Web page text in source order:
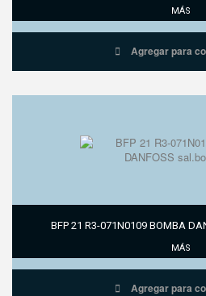
MÁS
Agregar para
BFP 21 R3-071N0109 BOMBA
MÁS
Agregar para